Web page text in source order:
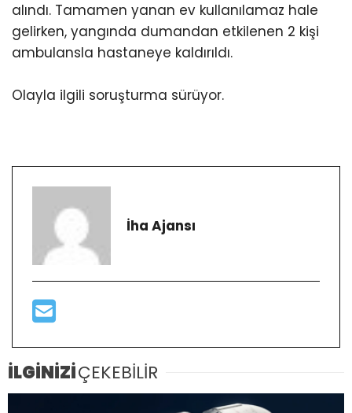
alındı. Tamamen yanan ev kullanılamaz hale
gelirken, yangında dumandan etkilenen 2 kişi
ambulansla hastaneye kaldırıldı.
Olayla ilgili soruşturma sürüyor.
İha Ajansı
İLGİNİZİÇEKEBİLİR